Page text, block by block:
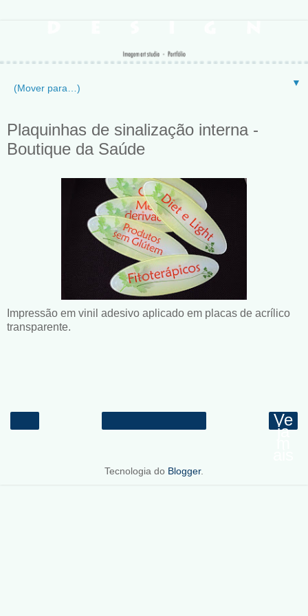
▼
Plaquinhas de sinalização interna -
Boutique da Saúde
Impressão em vinil adesivo aplicado em placas de acrílico
transparente.
Ve
ja
Tecnologia do Blogger.